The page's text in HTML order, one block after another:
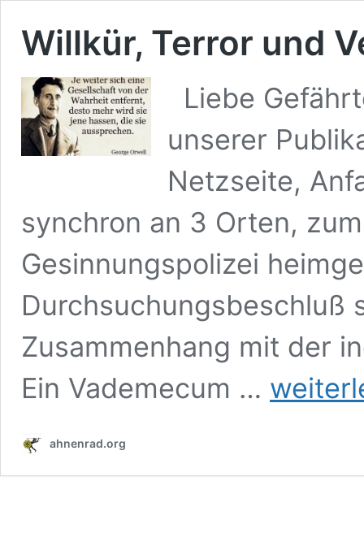
Willkür, Terror und
Liebe
unserer
Netzseite,
synchron an 3 Orten,
Gesinnungspolizei
Durchsuchungsbeschluß
Zusammenhang mit der
Ein Vademecum …
Terror
BRD
ahnenrad.org